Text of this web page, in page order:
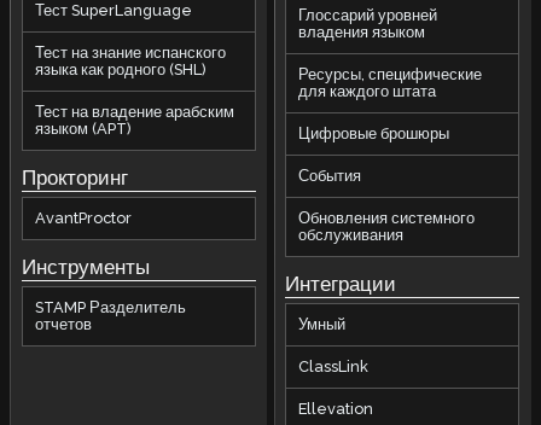
Тест SuperLanguage
Тест на знание испанского
языка как родного (SHL)
Тест на владение арабским
языком (APT)
Прокторинг
AvantProctor
Инструменты
STAMP Разделитель
отчетов
Глоссарий уровней
владения языком
Ресурсы, специфические
для каждого штата
Цифровые брошюры
События
Обновления системного
обслуживания
Интеграции
Умный
ClassLink
Ellevation